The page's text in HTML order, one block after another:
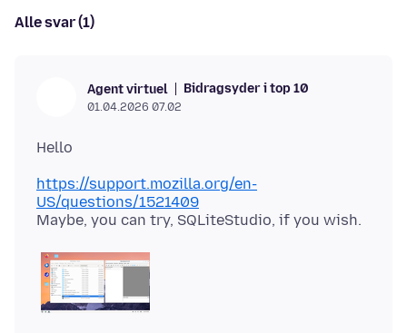
Alle svar (1)
Agent virtuel Bidragsyder i top 10
01.04.2026 07.02
https://support.mozilla.org/en-
US/questions/1521409